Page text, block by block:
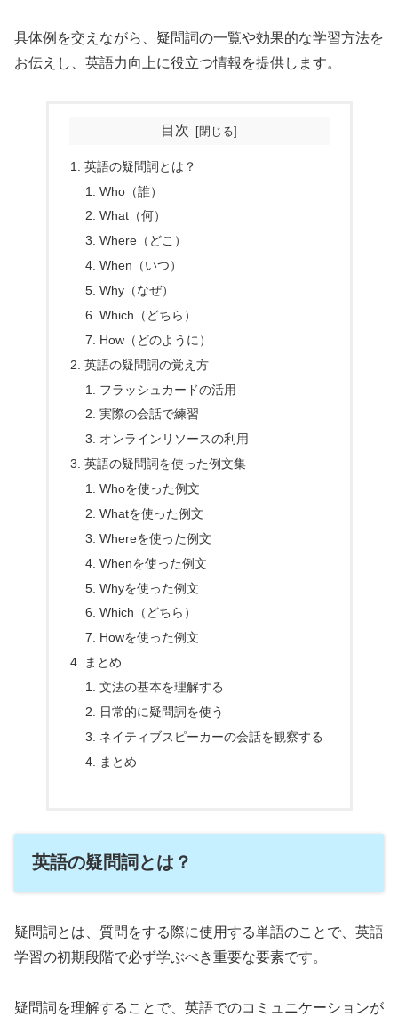
具体例を交えながら、疑問詞の一覧や効果的な学習方法を
お伝えし、英語力向上に役立つ情報を提供します。
目次
英語の疑問詞とは？
Who（誰）
What（何）
Where（どこ）
When（いつ）
Why（なぜ）
Which（どちら）
How（どのように）
英語の疑問詞の覚え方
フラッシュカードの活用
実際の会話で練習
オンラインリソースの利用
英語の疑問詞を使った例文集
Whoを使った例文
Whatを使った例文
Whereを使った例文
Whenを使った例文
Whyを使った例文
Which（どちら）
Howを使った例文
まとめ
文法の基本を理解する
日常的に疑問詞を使う
ネイティブスピーカーの会話を観察する
まとめ
英語の疑問詞とは？
疑問詞とは、質問をする際に使用する単語のことで、英語
学習の初期段階で必ず学ぶべき重要な要素です。
疑問詞を理解することで、英語でのコミュニケーションが